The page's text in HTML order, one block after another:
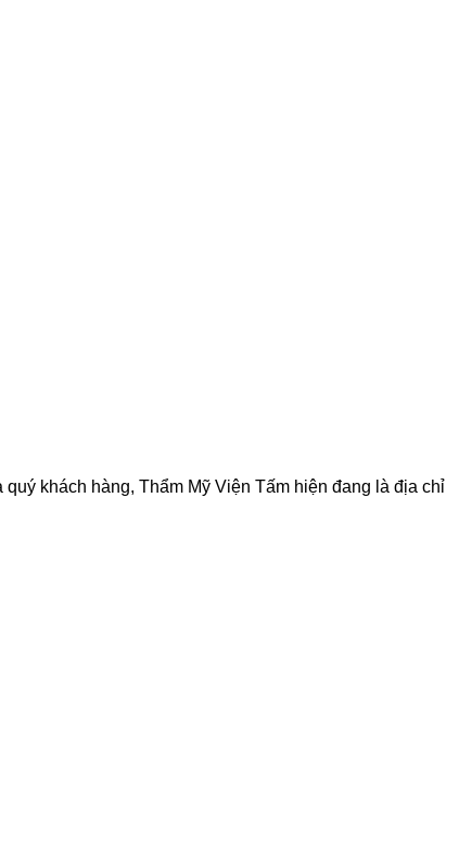
khách hàng, Thẩm Mỹ Viện Tấm hiện đang là địa chỉ